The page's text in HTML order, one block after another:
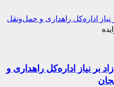
اداره‌کل راهداری و حمل‌ونقل
بر نیاز اداره‌کل راهداری و